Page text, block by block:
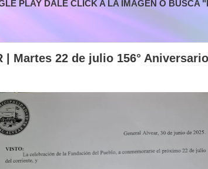
PLAY DALE CLICK A LA IMAGEN O BUSCA
| Martes 22 de julio 156°